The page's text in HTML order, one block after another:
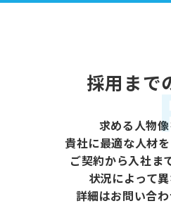
採用まで
求める人物
貴社に最適な人材を
ご契約から入社ま
状況によって異
詳細はお問い合わ